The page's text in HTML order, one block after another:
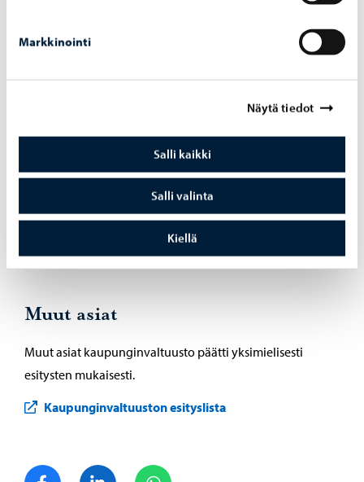
Markkinointi
Näytä tiedot
Salli kaikki
Salli valinta
Kiellä
Pitkäniemi 38 ääntä, Robert Nyman 9 ääntä, Henrik Rainio
Valtuustoaloitteet
Silja Metsola ilmoitti Hilkka-Leena Oravan poissaollessa,
että aloite ”Porvoon koulujen ja varhaiskasvatuksen
hävikkiruoka myyntiin” poistetaan.
Muut asiat
Muut asiat kaupunginvaltuusto päätti yksimielisesti
esitysten mukaisesti.
Kaupunginvaltuuston esityslista
Jaa FacebookJaa LinkedIn